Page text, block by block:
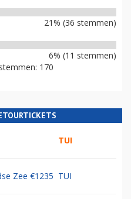
21% (36 stemmen)
6% (11 stemmen)
170
TUI
Zee €1235 TUI